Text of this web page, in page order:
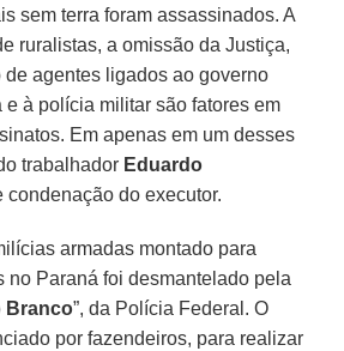
sem terra foram assassinados. A
ruralistas, a omissão da Justiça,
de agentes ligados ao governo
e à polícia militar são fatores em
Em apenas em um desses
trabalhador Eduardo
condenação do executor.
armadas montado para
no Paraná foi desmantelado pela
Branco”, da Polícia Federal. O
por fazendeiros, para realizar